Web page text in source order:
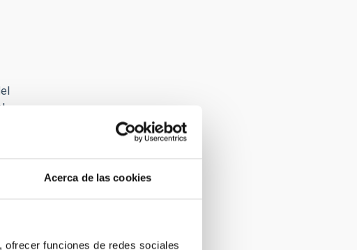
Acerca de las cookies
funciones de redes sociales